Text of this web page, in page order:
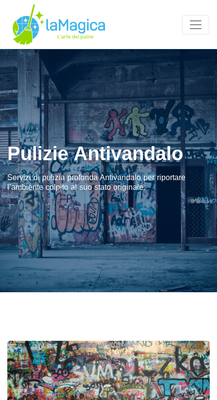
Pulizie Antivandalo
Servizi di pulizia profonda Antivandalo per riportare
l’ambiente colpito al suo stato originale.